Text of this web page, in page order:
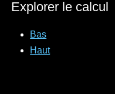
Explorer le calcul
Bas
Haut